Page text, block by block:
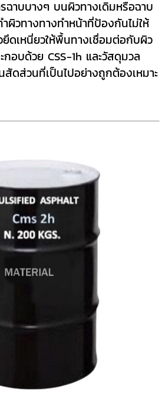
ฉาบบางๆ บนผิวทางเดิมหรือฉาบ
ผิวทางทางทำหน้าที่ป้องกันไม่ให้
ยึดเหนี่ยวให้พื้นทางเชื่อมต่อกับผิว
อบด้วย CSS-1h และวัสดุมวล
ดส่วนที่เป็นไปอย่างถูกต้องเหมาะ